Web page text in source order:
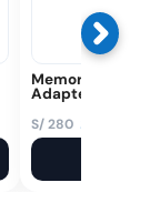
Memoria 128 GB
Adapter
S/280
El
original
S/
El
actual